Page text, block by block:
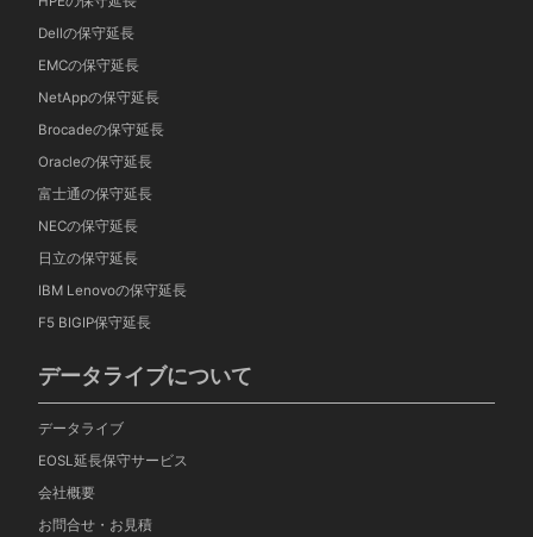
Dellの保守延長
EMCの保守延長
NetAppの保守延長
Brocadeの保守延長
Oracleの保守延長
富士通の保守延長
NECの保守延長
日立の保守延長
IBM Lenovoの保守延長
F5 BIGIP保守延長
データライブについて
データライブ
EOSL延長保守サービス
会社概要
お問合せ・お見積